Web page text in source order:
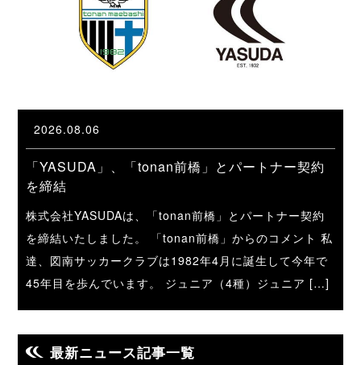
2026.08.06
「YASUDA」、「tonan前橋」とパートナー契約
を締結
株式会社YASUDAは、「tonan前橋」とパートナー契約
を締結いたしました。 「tonan前橋」からのコメント 私
達、図南サッカークラブは1982年4月に誕生して今年で
45年目を歩んでいます。 ジュニア（4種）ジュニア […]
最新ニュース記事一覧